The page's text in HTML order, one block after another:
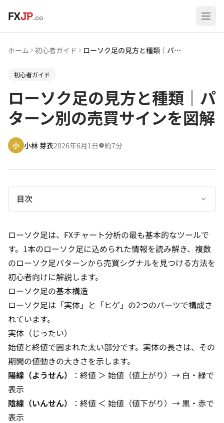
FXJP.co
ホーム 初心者ガイド ローソク足の見方と種類｜パターン別の売買サインを図解
初心者ガイド
ローソク足の見方と種類｜パ
ターン別の売買サインを図解
小 小林 芽衣2026年6月1日 約7分
目次
ローソク足は、FXチャート分析の最も基本的なツールで
す。1本のローソク足に込められた情報を読み解き、複数
のローソク足パターンから売買シグナルを見つける方法を
初心者向けに解説します。
ローソク足の基本構造
ローソク足は「実体」と「ヒゲ」の2つのパーツで構成さ
れています。
実体（じったい）
始値と終値で囲まれた太い部分です。実体の長さは、その
期間の値動きの大きさを示します。
陽線（ようせん）
：終値 ＞ 始値（値上がり）→ 白・緑で
表示
陰線（いんせん）
：終値 ＜ 始値（値下がり）→ 黒・赤で
表示